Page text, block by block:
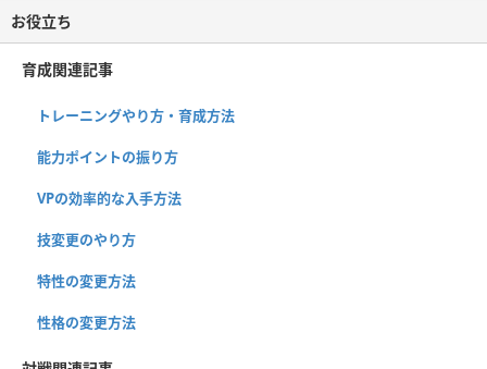
お役立ち
育成関連記事
トレーニングやり方・育成方法
能力ポイントの振り方
VPの効率的な入手方法
技変更のやり方
特性の変更方法
性格の変更方法